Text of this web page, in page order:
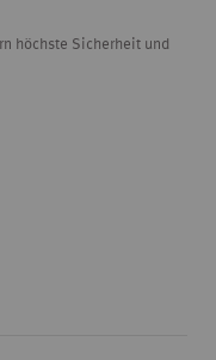
höchste Sicherheit und